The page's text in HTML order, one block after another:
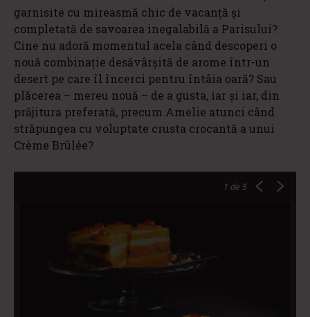
garnisite cu mireasmă chic de vacanţă şi
completată de savoarea inegalabilă a Parisului?
Cine nu adoră momentul acela când descoperi o
nouă combinaţie desăvârşită de arome într-un
desert pe care îl încerci pentru întâia oară? Sau
plăcerea – mereu nouă – de a gusta, iar şi iar, din
prăjitura preferată, precum Amelie atunci când
străpungea cu voluptate crusta crocantă a unui
Crème Brûlée?
1 de 5